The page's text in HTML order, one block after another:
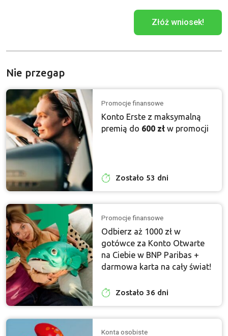
Złóż wniosek!
Nie przegap
Promocje finansowe
Konto Erste z maksymalną
premią do 600 zł w promocji
Zostało 53 dni
Promocje finansowe
Odbierz aż 1000 zł w
gotówce za Konto Otwarte
na Ciebie w BNP Paribas +
darmowa karta na cały świat!
Zostało 36 dni
Konta osobiste